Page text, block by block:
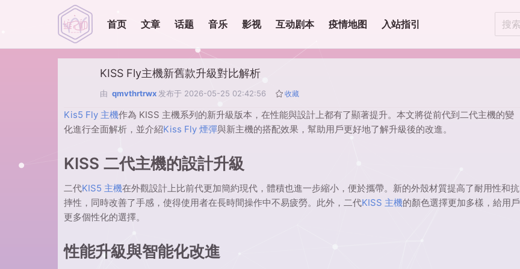
首页 文章 话题 音乐 影视 互动剧本 疫情地图 入站指引
KISS Fly主機新舊款升級對比解析
由 qmvthrtrwx 发布于 2026-05-25 02:42:56 收藏
Kis5 Fly 主機作為 KISS 主機系列的新升級版本，在性能與設計上都有了顯著提升。本文將從前代到二代主機的變
化進行全面解析，並介紹Kiss Fly 煙彈與新主機的搭配效果，幫助用戶更好地了解升級後的改進。
KISS 二代主機的設計升級
二代KIS5 主機在外觀設計上比前代更加簡約現代，體積也進一步縮小，便於攜帶。新的外殼材質提高了耐用性和抗
摔性，同時改善了手感，使得使用者在長時間操作中不易疲勞。此外，二代KISS 主機的顏色選擇更加多樣，給用戶
更多個性化的選擇。
性能升級與智能化改進